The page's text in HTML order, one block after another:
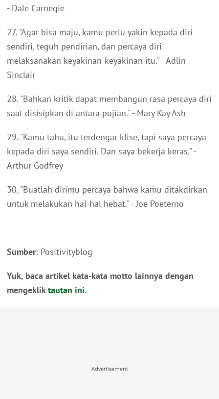
- Dale Carnegie
27. "Agar bisa maju, kamu perlu yakin kepada diri
sendiri, teguh pendirian, dan percaya diri
melaksanakan keyakinan-keyakinan itu." - Adlin
Sinclair
28. "Bahkan kritik dapat membangun rasa percaya diri
saat disisipkan di antara pujian." - Mary Kay Ash
29. "Kamu tahu, itu terdengar klise, tapi saya percaya
kepada diri saya sendiri. Dan saya bekerja keras." -
Arthur Godfrey
30. "Buatlah dirimu percaya bahwa kamu ditakdirkan
untuk melakukan hal-hal hebat." - Joe Poeterno
Sumber: Positivityblog
Yuk, baca artikel kata-kata motto lainnya dengan
mengekliktautan ini.
Advertisement